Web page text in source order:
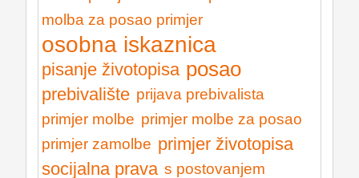
molba za posao primjer
osobna iskaznica
pisanje životopisa posao
prebivalište prijava prebivalista
primjer molbe primjer molbe za posao
primjer zamolbe primjer životopisa
socijalna prava s postovanjem